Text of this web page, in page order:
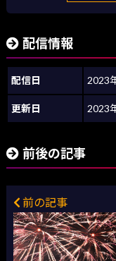
配信情報
配信日 2023
更新日 2023
前後の記事
前の記事